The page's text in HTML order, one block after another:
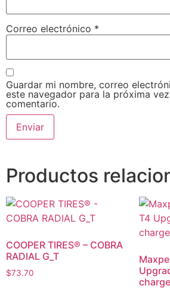
Correo electrónico *
Guardar mi nombre, correo
este navegador para la próxima
comentario.
Productos
COOPER TIRES® – COBRA
RADIAL G_T
$73.70